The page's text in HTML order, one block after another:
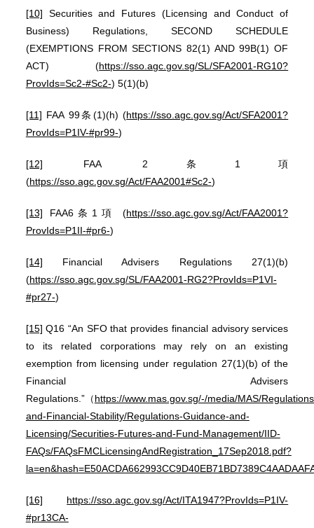
[10] Securities and Futures (Licensing and Conduct of
Business) Regulations, SECOND SCHEDULE
(EXEMPTIONS FROM SECTIONS 82(1) AND 99B(1) OF
ACT) (https://sso.agc.gov.sg/SL/SFA2001-RG10?
ProvIds=Sc2-#Sc2-) 5(1)(b)
[11] FAA 99条(1)(h) (https://sso.agc.gov.sg/Act/SFA2001?
ProvIds=P1IV-#pr99-)
[12] FAA 2条1項
(https://sso.agc.gov.sg/Act/FAA2001#Sc2-)
[13] FAA6条1項 (https://sso.agc.gov.sg/Act/FAA2001?
ProvIds=P1II-#pr6-)
[14] Financial Advisers Regulations 27(1)(b)
(https://sso.agc.gov.sg/SL/FAA2001-RG2?ProvIds=P1VI-
#pr27-)
[15] Q16 “An SFO that provides financial advisory services
to its related corporations may rely on an existing
exemption from licensing under regulation 27(1)(b) of the
Financial Advisers
Regulations.”（https://www.mas.gov.sg/-/media/MAS/
and-Financial-Stability/Regulations-Guidance-and-
Licensing/Securities-Futures-and-Fund-Management/IID-
FAQs/FAQsFMCLicensingAndRegistration_17Sep2018.pdf?
[16]
https://sso.agc.gov.sg/Act/ITA1947?ProvIds=P1IV-
#pr13CA-